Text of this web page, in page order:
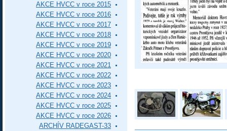
AKCE HVCC v roce 2015
AKCE HVCC v roce 2016
AKCE HVCC v roce 2017
AKCE HVCC v roce 2018
AKCE HVCC v roce 2019
AKCE HVCC v roce 2020
AKCE HVCC v roce 2021
AKCE HVCC v roce 2022
AKCE HVCC v roce 2023
AKCE HVCC v roce 2024
AKCE HVCC v roce 2025
AKCE HVCC v roce 2026
ARCHÍV RADEGAST-33